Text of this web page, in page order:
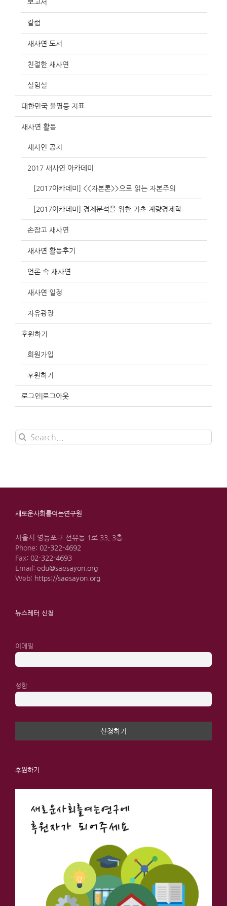
보고서
칼럼
새사연 도서
친절한 새사연
실험실
대한민국 불평등 지표
새사연 활동
새사연 공지
2017 새사연 아카데미
[2017아카데미] <<자본론>>으로 읽는 자본주의
[2017아카데미] 경제분석을 위한 기초 계량경제학
손잡고 새사연
새사연 활동후기
언론 속 새사연
새사연 일정
자유광장
후원하기
회원가입
후원하기
로그인|로그아웃
Search
for:
새로운사회를여는연구원
서울시 영등포구 선유동 1로 33, 3층
Phone: 02-322-4692
Fax: 02-322-4693
Email: edu@saesayon.org
Web: https://saesayon.org
뉴스레터 신청
이메일
성함
후원하기